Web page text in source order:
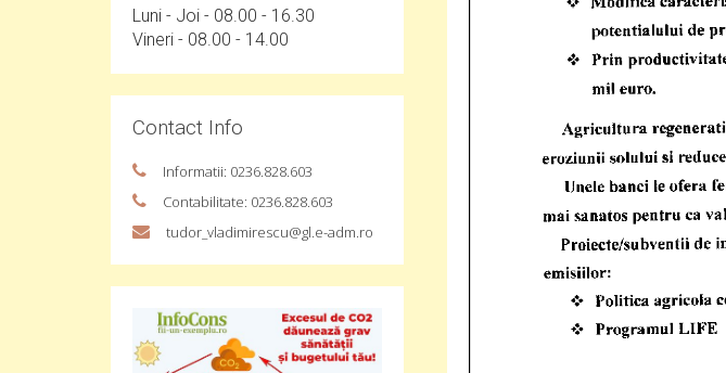
Luni - Joi - 08.00 - 16.30
Vineri - 08.00 - 14.00
Contact Info
Informatii: 0236.828.603
Contabilitate: 0236.828.603
tudor_vladimirescu@gl.e-adm.ro